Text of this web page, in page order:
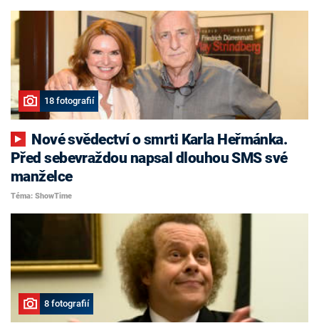
18 fotografií
Před sebevraždou napsal dlouhou SMS své
manželce
Téma: ShowTime
8 fotografií